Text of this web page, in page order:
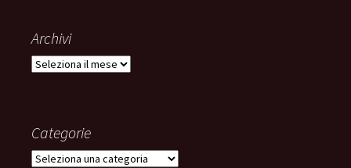
Archivi
Archivi
Categorie
Categorie